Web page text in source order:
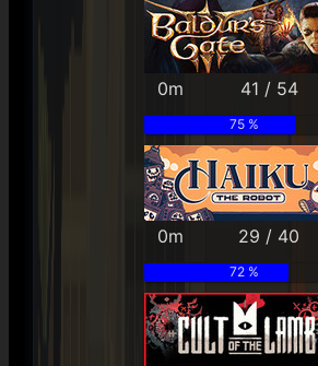
0m 41 / 54
75 %
0m 29 / 40
72 %